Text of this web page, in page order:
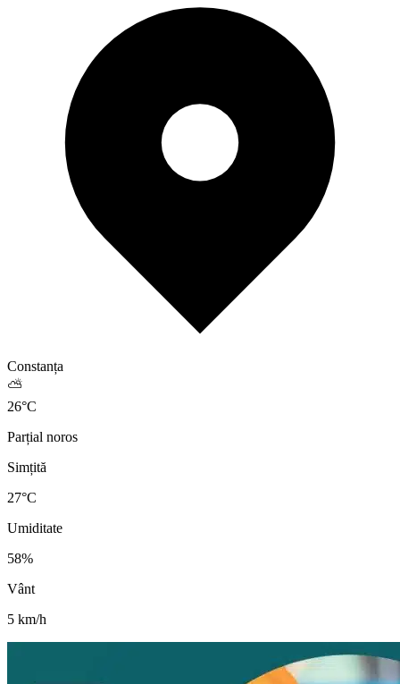
Constanța
⛅
26°C
Parțial noros
Simțită
27°C
Umiditate
58%
Vânt
5 km/h